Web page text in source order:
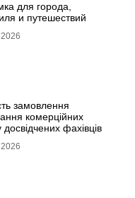
для города,
и путешествий
замовлення
комерційних
досвідчених фахівців